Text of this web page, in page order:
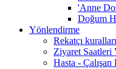
'Anne
Doğum
Yönlendirme
Rekatçı kuralları
Ziyaret Saatleri
Hasta -